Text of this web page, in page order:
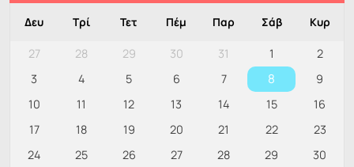
Δευ Τρί Τετ Πέμ Παρ Σάβ Κυρ
27 28 29 30 31 1
2
3
4 5 6 7 8
9
10
11 12 13 14 15
16
17
18 19 20 21 22
23
24
25 26 27 28 29
30